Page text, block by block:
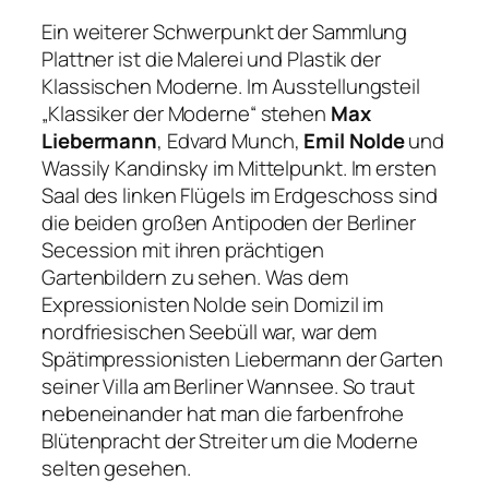
Ein weiterer Schwerpunkt der Sammlung
Plattner ist die Malerei und Plastik der
Klassischen Moderne. Im Ausstellungsteil
„Klassiker der Moderne“ stehen Max
Liebermann, Edvard Munch, Emil Noldeund
Wassily Kandinsky im Mittelpunkt. Im ersten
Saal des linken Flügels im Erdgeschoss sind
die beiden großen Antipoden der Berliner
Secession mit ihren prächtigen
Gartenbildern zu sehen. Was dem
Expressionisten Nolde sein Domizil im
nordfriesischen Seebüll war, war dem
Spätimpressionisten Liebermann der Garten
seiner Villa am Berliner Wannsee. So traut
nebeneinander hat man die farbenfrohe
Blütenpracht der Streiter um die Moderne
selten gesehen.